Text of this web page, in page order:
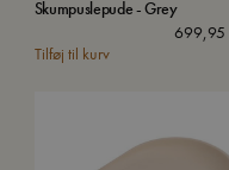
Skumpuslepude - Grey
699,95
Tilføj til kurv